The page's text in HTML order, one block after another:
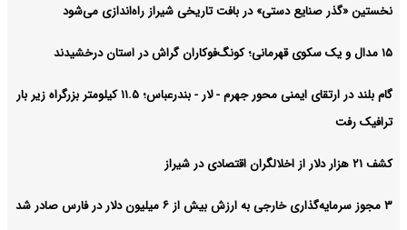
نخستین «گذر صنایع دستی» در بافت تاریخی شیراز راه‌اندازی می‌شود
۱۵ مدال و یک سکوی قهرمانی؛ کونگ‌فوکاران گراش در استان درخشیدند
گام بلند در ارتقای ایمنی محور جهرم - لار - بندرعباس؛ ۱۱.۵ کیلومتر بزرگراه زیر بار
ترافیک رفت
کشف ۲۱ هزار دلار از اخلالگران اقتصادی در شیراز
۳ مجوز سرمایه‌گذاری خارجی به ارزش بیش از ۶ میلیون دلار در فارس صادر شد